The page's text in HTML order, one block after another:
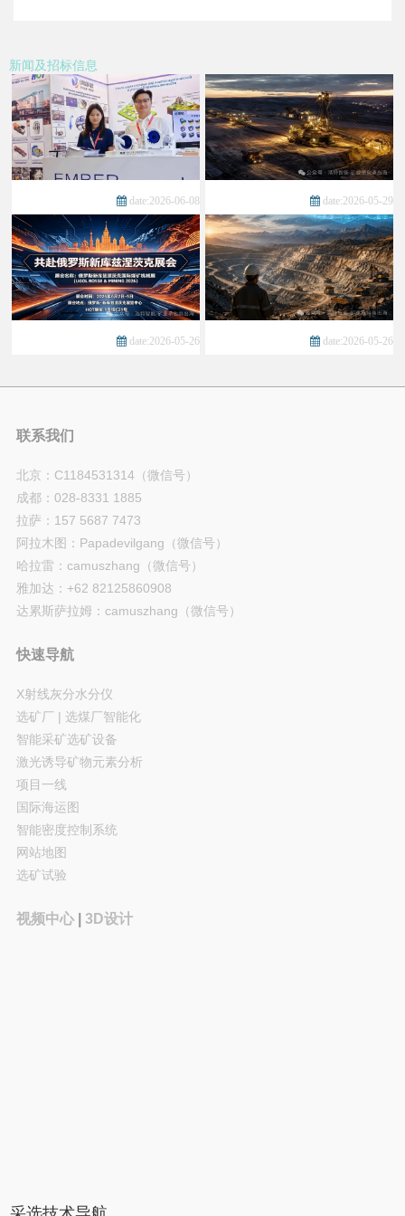
新闻及招标信息
date:2026-06-08 date:2026-05-29
date:2026-05-26 date:2026-05-26
联系我们
北京：C1184531314（微信号）
成都：028-8331 1885
拉萨：157 5687 7473
阿拉木图：Papadevilgang（微信号）
哈拉雷：camuszhang（微信号）
雅加达：+62 82125860908
达累斯萨拉姆：camuszhang（微信号）
快速导航
X射线灰分水分仪
选矿厂 | 选煤厂智能化
智能采矿选矿设备
激光诱导矿物元素分析
项目一线
国际海运图
智能密度控制系统
网站地图
选矿试验
视频中心 3D设计